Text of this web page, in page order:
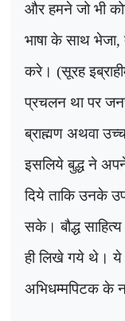
और हमने जो भी
भाषा के साथ भेजा,
करे। (सूरह
प्रचलन था पर
ब्राह्मण अथवा
इसलिये बुद्ध ने
दिये ताकि उनके
सके। बौद्ध
ही लिखे गये थे। ये
अभिधम्मपिटक के